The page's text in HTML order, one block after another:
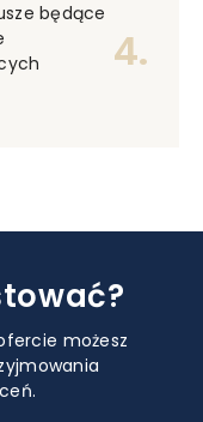
będące
4.
możesz